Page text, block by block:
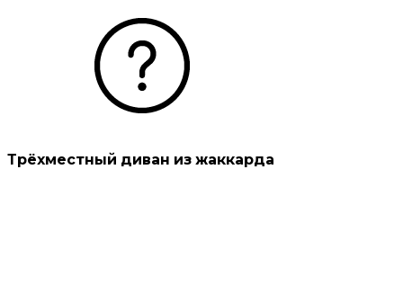
Трёхместный диван из жаккарда